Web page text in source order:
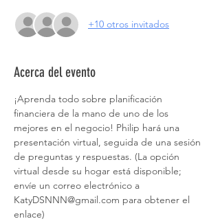
+10 otros invitados
Acerca del evento
¡Aprenda todo sobre planificación
financiera de la mano de uno de los
mejores en el negocio! Philip hará una
presentación virtual, seguida de una sesión
de preguntas y respuestas. (La opción
virtual desde su hogar está disponible;
envíe un correo electrónico a
KatyDSNNN@gmail.com para obtener el
enlace)